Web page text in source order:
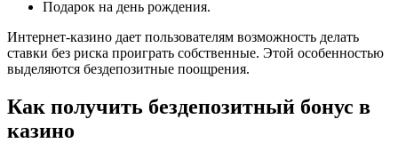
Подарок на день рождения.
Интернет-казино дает пользователям возможность делать
ставки без риска проиграть собственные. Этой особенностью
выделяются бездепозитные поощрения.
Как получить бездепозитный бонус в
казино